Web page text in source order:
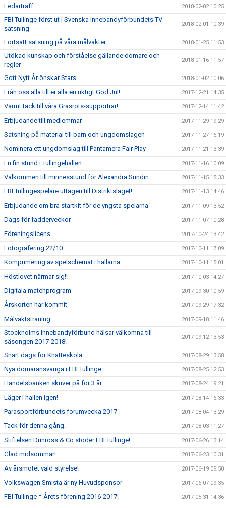
Ledarträff 2018-02-02 10:25
FBI Tullinge först ut i Svenska Innebandyförbundets TV-
satsning
2018-02-01 10:39
Fortsatt satsning på våra målvakter 2018-01-25 11:53
Utökad kunskap och förståelse gällande domare och
regler
2018-01-16 11:57
Gott Nytt År önskar Stars 2018-01-02 10:06
Från oss alla till er alla en riktigt God Jul! 2017-12-21 14:35
Varmt tack till våra Gräsrots-supportrar! 2017-12-14 11:42
Erbjudande till medlemmar 2017-11-29 19:29
Satsning på material till barn och ungdomslagen 2017-11-27 16:19
Nominera ett ungdomslag till Pantamera Fair Play 2017-11-21 13:39
En fin stund i Tullingehallen 2017-11-16 10:09
Välkommen till minnesstund för Alexandra Sundin 2017-11-15 15:33
FBI Tullingespelare uttagen till Distriktslaget! 2017-11-13 14:46
Erbjudande om bra startkit för de yngsta spelarna 2017-11-09 13:52
Dags för fadderveckor 2017-11-07 10:28
Föreningslicens 2017-10-24 13:42
Fotografering 22/10 2017-10-11 17:09
Komprimering av spelschemat i hallarna 2017-10-11 15:01
Höstlovet närmar sig!! 2017-10-03 14:27
Digitala matchprogram 2017-09-30 10:59
Årskorten har kommit 2017-09-29 17:32
Målvaktsträning 2017-09-18 11:46
Stockholms Innebandyförbund hälsar välkomna till
säsongen 2017-2018!
2017-09-12 13:53
Snart dags för Knatteskola 2017-08-29 13:58
Nya domaransvariga i FBI Tullinge 2017-08-25 12:53
Handelsbanken skriver på för 3 år. 2017-08-24 19:21
Läger i hallen igen! 2017-08-14 16:33
Parasportförbundets forumvecka 2017 2017-08-04 13:29
Tack för denna gång. 2017-08-03 11:27
Stiftelsen Dunross & Co stöder FBI Tullinge! 2017-06-26 13:14
Glad midsommar! 2017-06-23 10:31
Av årsmötet vald styrelse! 2017-06-19 09:50
Volkswagen Smista är ny Huvudsponsor 2017-06-07 09:35
FBI Tullinge = Årets förening 2016-2017! 2017-05-31 14:36